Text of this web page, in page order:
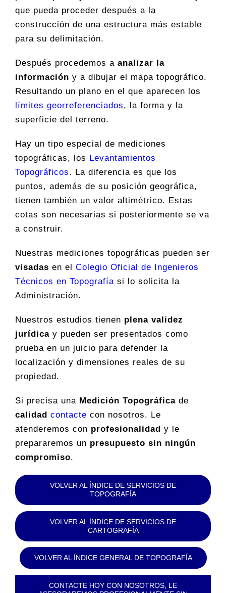
que pueda proceder después a la
construcción de una estructura más estable
para su delimitación.
Después procedemos a analizar la
información y a dibujar el mapa topográfico.
Resultando un plano en el que aparecen los
límites georreferenciados, la forma y la
superficie del terreno.
Hay un tipo especial de mediciones
topográficas, los Levantamientos
Topográficos. La diferencia es que los
puntos, además de su posición geográfica,
tienen también un valor altimétrico. Estas
cotas son necesarias si posteriormente se va
a construir.
Nuestras mediciones topográficas pueden ser
visadas en el Colegio Oficial de Ingenieros
Técnicos en Topografíasi lo solicita la
Administración.
Nuestros estudios tienen plena validez
jurídicay pueden ser presentados como
prueba en un juicio para defender la
localización y dimensiones reales de su
propiedad.
Si precisa una Medición Topográficade
calidad contacte con nosotros. Le
atenderemos con profesionalidad y le
prepararemos un presupuesto sin ningún
compromiso.
VOLVER AL ÍNDICE DE SERVICIOS DE
TOPOGRAFÍA
VOLVER AL ÍNDICE DE SERVICIOS DE
CARTOGRAFÍA
VOLVER AL ÍNDICE GENERAL DE TOPOGRAFÍA
CONTACTE HOY CON NOSOTROS, LE